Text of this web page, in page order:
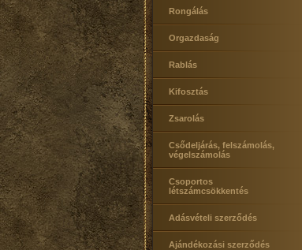
Rongálás
Orgazdaság
Rablás
Kifosztás
Zsarolás
Csődeljárás, felszámolás,
végelszámolás
Csoportos
létszámcsökkentés
Adásvételi szerződés
Ajándékozási szerződés